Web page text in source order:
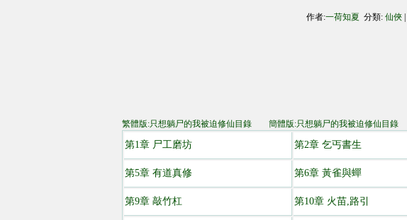
作者:一荷知夏 分類: 仙俠
繁體版:只想躺尸的我被迫修仙目錄 簡體版:只想躺尸的我被迫修仙目錄
第1章 尸工磨坊 第2章 乞丐書生
第5章 有道真修 第6章 黃雀與蟬
第9章 敲竹杠 第10章 火苗,路引